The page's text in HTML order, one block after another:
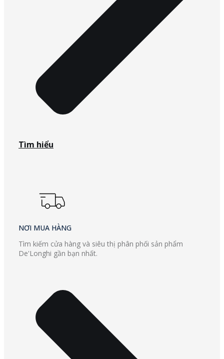
Tìm hiểu
NƠI MUA HÀNG
Tìm kiếm cửa hàng và siêu thị phân phối sản phẩm
De'Longhi gần bạn nhất.